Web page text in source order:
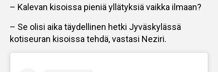
– Kalevan kisoissa pieniä yllätyksiä vaikka ilmaan?
– Se olisi aika täydellinen hetki Jyväskylässä
kotiseuran kisoissa tehdä, vastasi Neziri.